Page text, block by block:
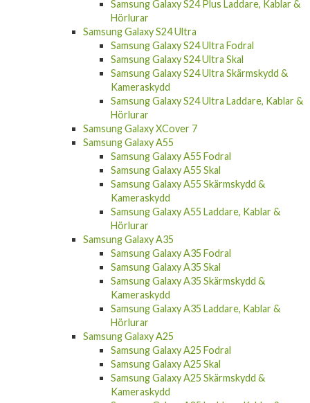
Samsung Galaxy S24 Plus Fodral
Samsung Galaxy S24 Plus Skal
Samsung Galaxy S24 Plus Skärmskydd &
Kameraskydd
Samsung Galaxy S24 Plus Laddare, Kablar &
Hörlurar
Samsung Galaxy S24 Ultra
Samsung Galaxy S24 Ultra Fodral
Samsung Galaxy S24 Ultra Skal
Samsung Galaxy S24 Ultra Skärmskydd &
Kameraskydd
Samsung Galaxy S24 Ultra Laddare, Kablar &
Hörlurar
Samsung Galaxy XCover 7
Samsung Galaxy A55
Samsung Galaxy A55 Fodral
Samsung Galaxy A55 Skal
Samsung Galaxy A55 Skärmskydd &
Kameraskydd
Samsung Galaxy A55 Laddare, Kablar &
Hörlurar
Samsung Galaxy A35
Samsung Galaxy A35 Fodral
Samsung Galaxy A35 Skal
Samsung Galaxy A35 Skärmskydd &
Kameraskydd
Samsung Galaxy A35 Laddare, Kablar &
Hörlurar
Samsung Galaxy A25